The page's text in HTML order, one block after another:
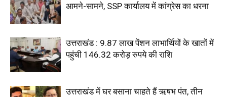
आमने-सामने, SSP कार्यालय में कांग्रेस का धरना
उत्तराखंड : 9.87 लाख पेंशन लाभार्थियों के खातों में
पहुंची 146.32 करोड़ रुपये की राशि
उत्तराखंड में घर बसाना चाहते हैं ऋषभ पंत, तीन